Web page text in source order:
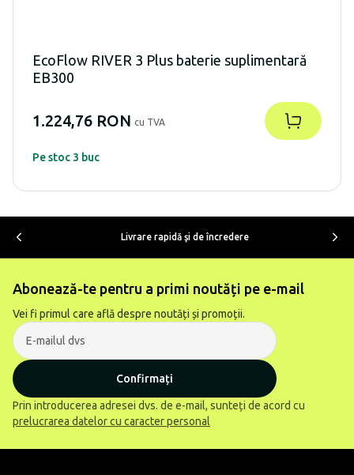
EcoFlow RIVER 3 Plus baterie suplimentară
EB300
1.224,76 RON cu TVA
Pe stoc 3 buc
Livrare rapidă şi de încredere
Abonează-te pentru a primi noutăți pe e-mail
Vei fi primul care află despre noutăți și promoții.
Confirmați
Prin introducerea adresei dvs. de e-mail, sunteți de acord cu
prelucrarea datelor cu caracter personal